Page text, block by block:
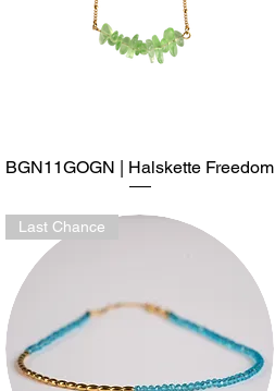
Schnellansicht
BGN11GOGN | Halskette Freedom
Last Chance